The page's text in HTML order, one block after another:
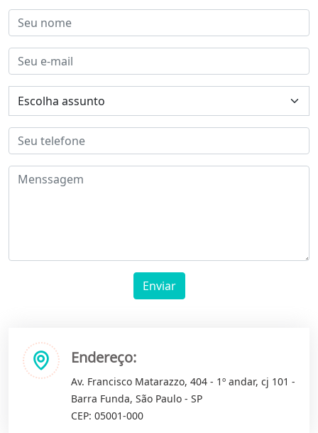
Enviar
Endereço:
Av. Francisco Matarazzo, 404 - 1º andar, cj 101 -
Barra Funda, São Paulo - SP
CEP: 05001-000